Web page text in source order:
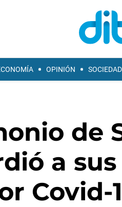
OPINIÓN SOCIEDAD
de
a
Covid-